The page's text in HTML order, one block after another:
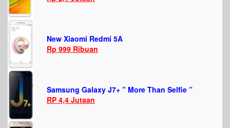
New Xiaomi Redmi 5A
Rp 999 Ribuan
Samsung Galaxy J7+ ” More Than Selfie ”
RP 4,4 Jutaan